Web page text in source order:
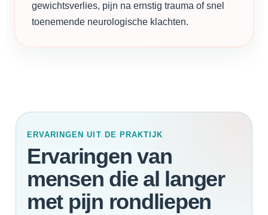
gewichtsverlies, pijn na ernstig trauma of snel
toenemende neurologische klachten.
ERVARINGEN UIT DE PRAKTIJK
Ervaringen van
mensen die al langer
met pijn rondliepen